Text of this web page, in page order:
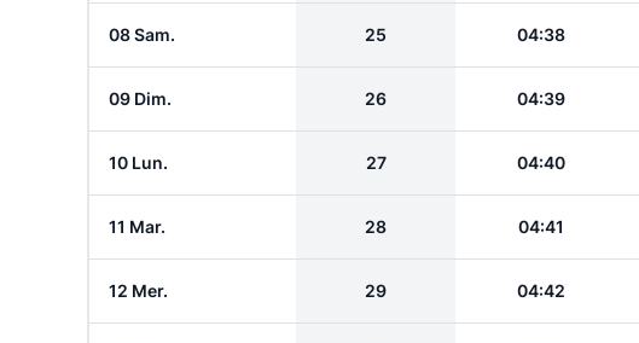
08 Sam. 25 04:38
09 Dim. 26 04:39
10 Lun. 27 04:40
11 Mar. 28 04:41
12 Mer. 29 04:42